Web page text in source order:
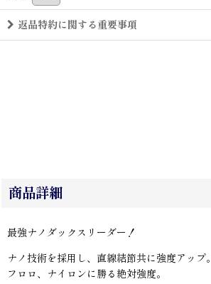
返品特約に関する重要事項
商品詳細
最強ナノダックスリーダー！
ナノ技術を採用し、直線結節共に強度アップ。
フロロ、ナイロンに勝る絶対強度。